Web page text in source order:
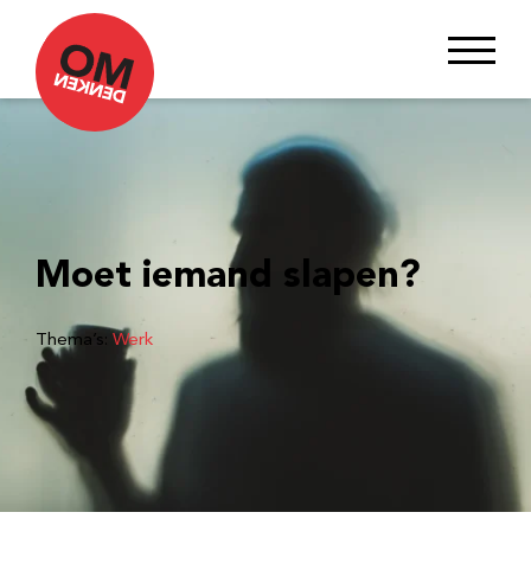
Moet iemand slapen?
Thema’s: Werk